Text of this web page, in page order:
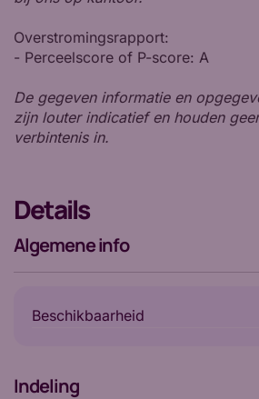
Overstromingsrapport:
- Perceelscore of P-score: A
De gegeven informatie en
zijn louter indicatief en houden
verbintenis in.
Details
Algemene info
Beschikbaarheid
Indeling